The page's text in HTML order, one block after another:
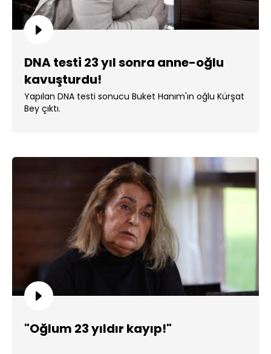
DNA testi 23 yıl sonra anne-oğlu
kavuşturdu!
Yapılan DNA testi sonucu Buket Hanım'ın oğlu Kürşat
Bey çıktı.
"Oğlum 23 yıldır kayıp!"